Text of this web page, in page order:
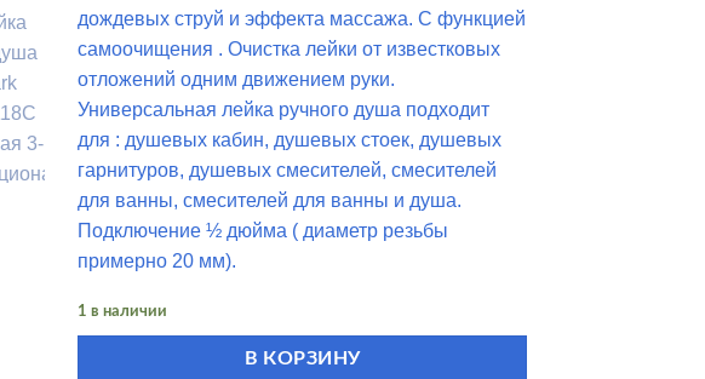
дождевых струй и эффекта массажа. С функцией
самоочищения . Очистка лейки от известковых
отложений одним движением руки.
Универсальная лейка ручного душа подходит
для : душевых кабин, душевых стоек, душевых
гарнитуров, душевых смесителей, смесителей
для ванны, смесителей для ванны и душа.
Подключение ½ дюйма ( диаметр резьбы
примерно 20 мм).
1 в наличии
В КОРЗИНУ